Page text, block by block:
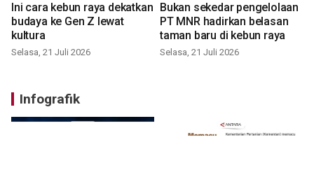
Ini cara kebun raya dekatkan
budaya ke Gen Z lewat
kultura
Selasa, 21 Juli 2026
Bukan sekedar pengelolaan
PT MNR hadirkan belasan
taman baru di kebun raya
Selasa, 21 Juli 2026
Infografik